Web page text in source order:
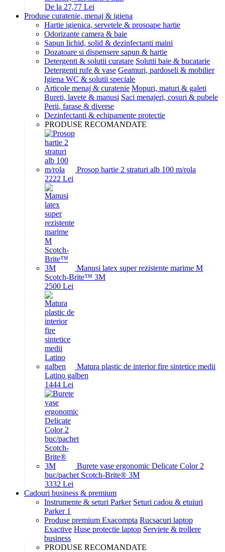
De la 27,77 Lei
Produse curatenie, menaj & igiena
Hartie igienica, servetele & prosoape hartie
Odorizante camera & baie
Sapun lichid, solid & dezinfectanti maini
Dozatoare si dispensere sapun & hartie
Detergenti & solutii curatare Solutii baie & bucatarie
Detergenti rufe & vase Geamuri, pardoseli & mobilier
Igiena WC & solutii speciale
Articole menaj & curatenie Mopuri, maturi & galeti
Bureti, lavete & manusi Saci menajeri, cosuri & pubele
Perii, farase & diverse
Dezinfectanti & echipamente protectie
PRODUSE RECOMANDATE
Prosop hartie 2 straturi alb 100 m/rola
2222 Lei
Manusi latex super rezistente marime M
Scotch-Brite™ 3M
2500 Lei
Matura plastic de interior fire sintetice medii
Latino galben
1444 Lei
Burete vase ergonomic Delicate Color 2
buc/pachet Scotch-Brite® 3M
3332 Lei
Cadouri business & premium
Instrumente & seturi Parker Seturi cadou & etuiuri
Parker 1
Produse premium Exacompta Rucsacuri laptop
Exactive Huse protectie laptop Serviete & trollere
business
PRODUSE RECOMANDATE